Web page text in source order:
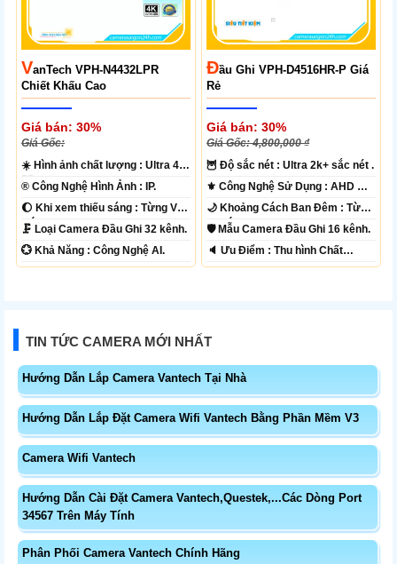
VAnTech VPH-N4432LPR
Chiết Khấu Cao
Giá bán: 30%
Giá Gốc:
☀️ Hình ảnh chất lượng :Ultra 4k
👍🏾 .
®️ Công Nghệ Hình Ảnh :IP.
🌔 Khi xem thiếu sáng :Từng Vị
Trí Camera .
🗜️ Loại CameraĐầu Ghi 32 kênh.
️💮 Khả Năng :Công Nghệ AI.
ĐẦu Ghi VPH-D4516HR-P Giá
Rẻ
Giá bán: 30%
Giá Gốc: 4,800,000 ₫
🦉 Độ sắc nét :Ultra 2k+ sắc nét .
⚜️ Công Nghệ Sử Dụng :AHD CVI
TVI BCS.
🌙 Khoảng Cách Ban Đêm :Từng
Vị Trí Camera .
🛡 Mẫu CameraĐầu Ghi 16 kênh.
️🔈 Ưu Điểm :Thu hình Chất
Lượng.
TIN TỨC CAMERA MỚI NHẤT
Hướng Dẫn Lắp Camera Vantech Tại Nhà
Hướng Dẫn Lắp Đặt Camera Wifi Vantech Bằng Phần Mềm V3
Camera Wifi Vantech
Hướng Dẫn Cài Đặt Camera Vantech,Questek,...Các Dòng Port
34567 Trên Máy Tính
Phân Phối Camera Vantech Chính Hãng